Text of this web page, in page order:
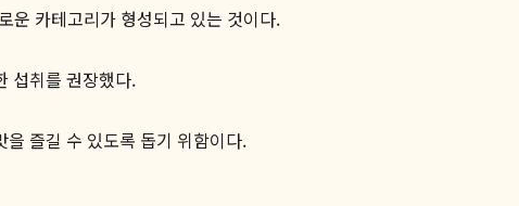
운 카테고리가 형성되고 있는 것이다.
섭취를 권장했다.
즐길 수 있도록 돕기 위함이다.